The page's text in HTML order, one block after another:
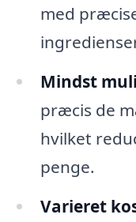
med
Mindst
præcis de
hvilket
penge.
Varieret